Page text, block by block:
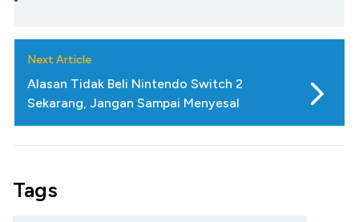
Next Article
Alasan Tidak Beli Nintendo Switch 2
Sekarang, Jangan Sampai Menyesal
Tags